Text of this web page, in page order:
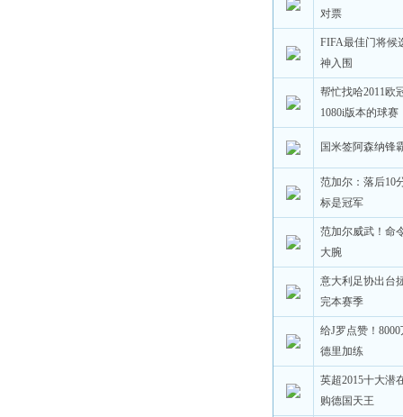
对票
FIFA最佳门将候
神入围
帮忙找哈2011欧
1080i版本的球赛
国米签阿森纳锋
范加尔：落后10
标是冠军
范加尔威武！命
大腕
意大利足协出台
完本赛季
给J罗点赞！
德里加练
英超2015十大潜
购德国天王